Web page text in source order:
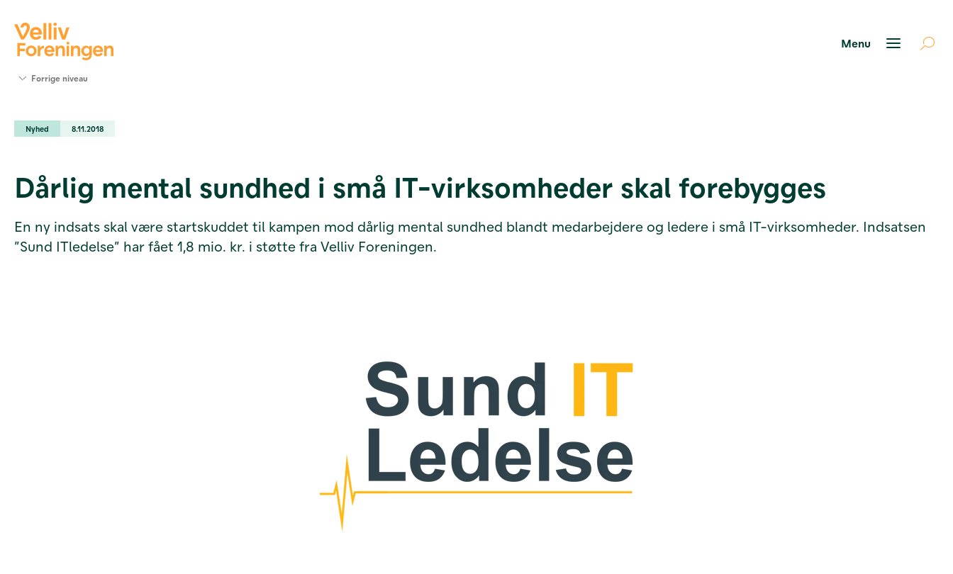
Værktøjer
Foreningen
Kontakt
Forrige niveau
Nyhed 8.11.2018
Dårlig mental sundhed i små IT-virksomheder skal forebygges
En ny indsats skal være startskuddet til kampen mod dårlig mental sundhed blandt medarbejdere og ledere i små IT-virksomheder. Indsatsen
”Sund ITledelse” har fået 1,8 mio. kr. i støtte fra Velliv Foreningen.